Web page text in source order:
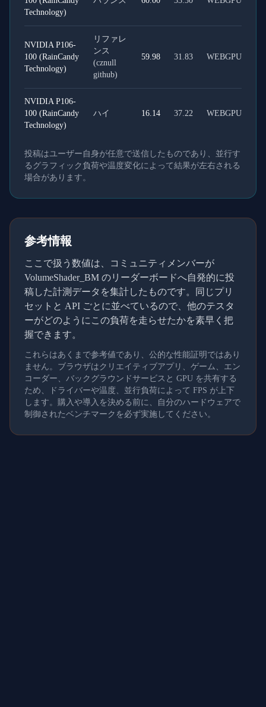
Technology)
NVIDIA P106-
100 (RainCandy
Technology)
リファレ
ンス
(cznull
github)
59.98 31.83 WEBGPU
NVIDIA P106-
100 (RainCandy
Technology)
ハイ 16.14 37.22 WEBGPU
投稿はユーザー自身が任意で送信したものであり、並行す
るグラフィック負荷や温度変化によって結果が左右される
場合があります。
参考情報
ここで扱う数値は、コミュニティメンバーが
VolumeShader_BM のリーダーボードへ自発的に投
稿した計測データを集計したものです。同じプリ
セットと API ごとに並べているので、他のテスタ
ーがどのようにこの負荷を走らせたかを素早く把
握できます。
これらはあくまで参考値であり、公的な性能証明ではあり
ません。ブラウザはクリエイティブアプリ、ゲーム、エン
コーダー、バックグラウンドサービスと GPU を共有する
ため、ドライバーや温度、並行負荷によって FPS が上下
します。購入や導入を決める前に、自分のハードウェアで
制御されたベンチマークを必ず実施してください。